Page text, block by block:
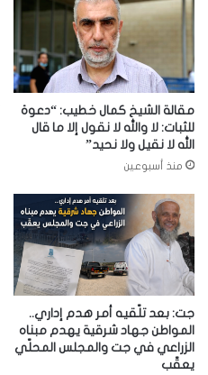
مقالة الشيخ كمال خطيب: “دعوة
للثبات: لا والله لا نقول إلا ما قال
الله لا نقيل ولا نحيد”
منذ أسبوعين
جت: بعد تلّقيه أمر هدم إداري..
المواطن جهاد شرقية يهدم مبناه
الزراعي في جت والمجلس المحلّي
يعقّب